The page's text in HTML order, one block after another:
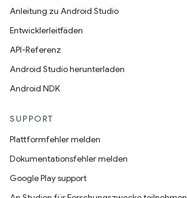
Anleitung zu Android Studio
Entwicklerleitfäden
API-Referenz
Android Studio herunterladen
Android NDK
SUPPORT
Plattformfehler melden
Dokumentationsfehler melden
Google Play support